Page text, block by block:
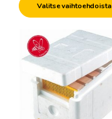
Valitse vaihtoehdoista